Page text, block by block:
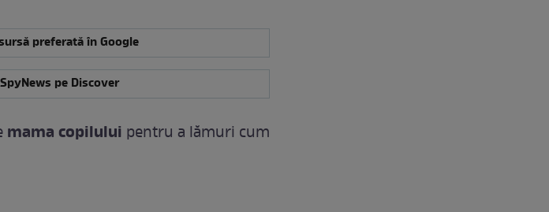
preferată în Google
pe Discover
mama copilului pentru a lămuri cum